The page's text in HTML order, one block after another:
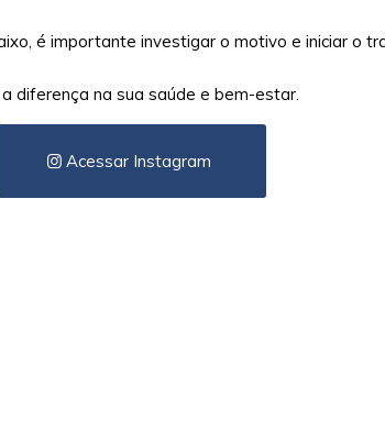
é importante investigar o motivo e iniciar o
diferença na sua saúde e bem-estar.
Acessar Instagram